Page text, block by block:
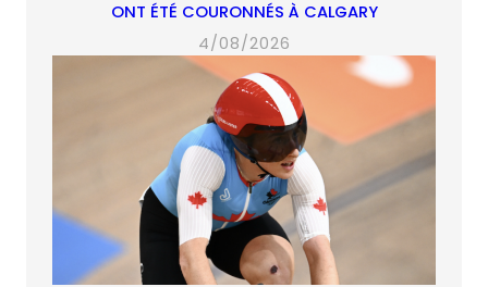
ONT ÉTÉ COURONNÉS À CALGARY
4/08/2026